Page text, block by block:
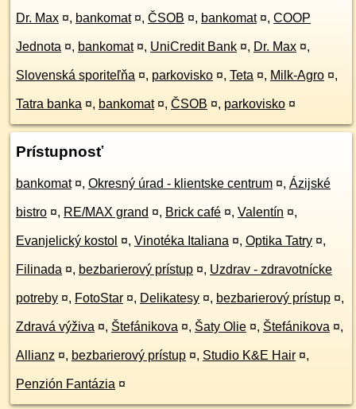
Dr. Max ¤, bankomat ¤, ČSOB ¤, bankomat ¤, COOP
Jednota ¤, bankomat ¤, UniCredit Bank ¤, Dr. Max ¤,
Slovenská sporiteľňa ¤, parkovisko ¤, Teta ¤, Milk-Agro ¤,
Tatra banka ¤, bankomat ¤, ČSOB ¤, parkovisko ¤
Prístupnosť
bankomat ¤, Okresný úrad - klientske centrum ¤, Ázijské
bistro ¤, RE/MAX grand ¤, Brick café ¤, Valentín ¤,
Evanjelický kostol ¤, Vinotéka Italiana ¤, Optika Tatry ¤,
Filinada ¤, bezbarierový prístup ¤, Uzdrav - zdravotnícke
potreby ¤, FotoStar ¤, Delikatesy ¤, bezbarierový prístup ¤,
Zdravá výživa ¤, Štefánikova ¤, Šaty Olie ¤, Štefánikova ¤,
Allianz ¤, bezbarierový prístup ¤, Studio K&E Hair ¤,
Penzión Fantázia ¤